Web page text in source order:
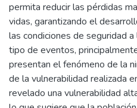
permita reducir las pérdidas
vidas, garantizando el
las condiciones de seguridad
tipo de eventos,
presentan el fenómeno de la
de la vulnerabilidad realizada
revelado una vulnerabilidad